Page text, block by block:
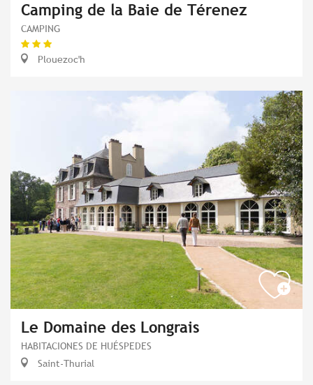
Camping de la Baie de Térenez
CAMPING
Plouezoc'h
Le Domaine des Longrais
HABITACIONES DE HUÉSPEDES
Saint-Thurial